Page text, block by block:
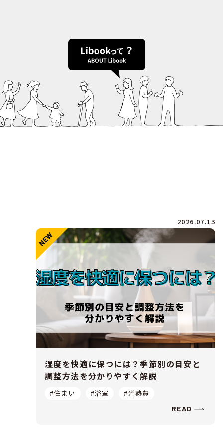
2026.07.13
湿度を快適に保つには？季節別の目安と
調整方法を分かりやすく解説
#住まい #浴室 #光熱費
READ